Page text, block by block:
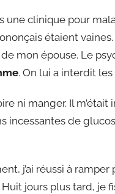
une clinique pour
étaient
mon épouse. Le
. On lui a interdit les
ni manger. Il
incessantes de
j’ai réussi à
jours plus tard, je